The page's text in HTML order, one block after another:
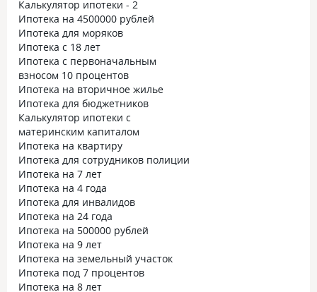
Калькулятор ипотеки - 2
Ипотека на 4500000 рублей
Ипотека для моряков
Ипотека с 18 лет
Ипотека с первоначальным
взносом 10 процентов
Ипотека на вторичное жилье
Ипотека для бюджетников
Калькулятор ипотеки с
материнским капиталом
Ипотека на квартиру
Ипотека для сотрудников полиции
Ипотека на 7 лет
Ипотека на 4 года
Ипотека для инвалидов
Ипотека на 24 года
Ипотека на 500000 рублей
Ипотека на 9 лет
Ипотека на земельный участок
Ипотека под 7 процентов
Ипотека на 8 лет